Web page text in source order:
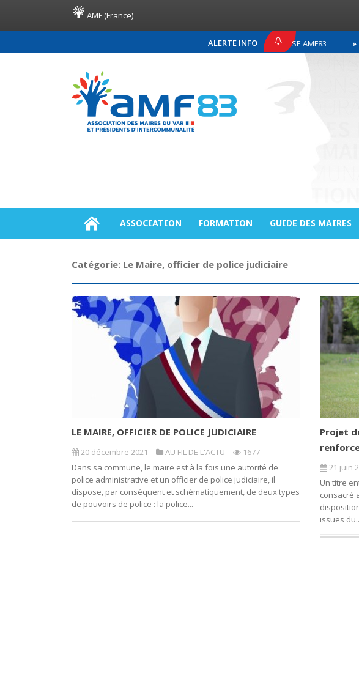
AMF (France)
ALERTE INFO
COMMUNIQUÉ DE PRESSE AMF83
ASSOCIATION FORMATION GUIDE DES MAIRES
Catégorie: Le Maire, officier de police judiciaire
LE MAIRE, OFFICIER DE POLICE JUDICIAIRE
20 décembre 2021 AU FIL DE L'ACTU
1677
Dans sa commune, le maire est à la fois une autorité de
police administrative et un officier de police judiciaire, il
dispose, par conséquent et schématiquement, de deux types
de pouvoirs de police : la police...
Projet
21 juin
Un titre
consacré
issues